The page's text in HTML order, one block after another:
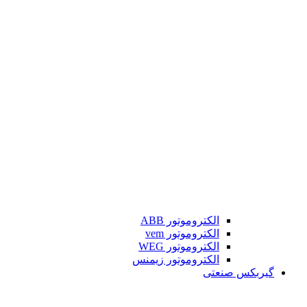
الکتروموتور ABB
الکتروموتور vem
الکتروموتور WEG
الکتروموتور زیمنس
گیربکس صنعتی